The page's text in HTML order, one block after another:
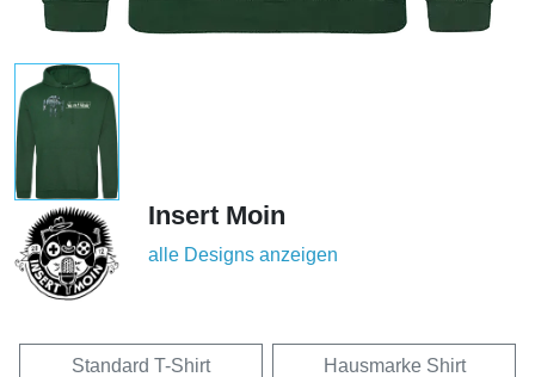
Insert Moin
alle Designs anzeigen
Standard T-Shirt Hausmarke Shirt